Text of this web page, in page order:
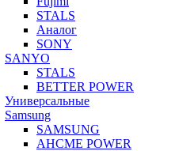
STALS
Аналог
SONY
SANYO
STALS
BETTER POWER
Универсальные
Samsung
SAMSUNG
AHCME POWER